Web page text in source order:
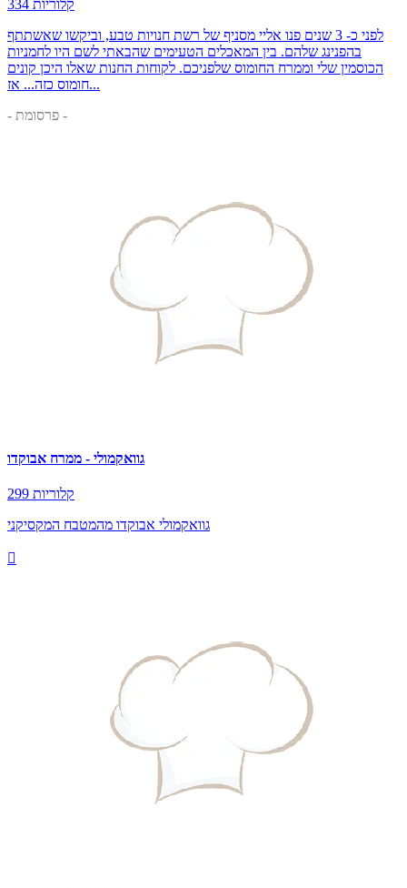
334 קלוריות
לפני כ- 3 שנים פנו אליי מסניף של רשת חנויות טבע, וביקשו שאשתתף
בהפנינג שלהם. בין המאכלים הטעימים שהבאתי לשם היו לחמניות
הכוסמין שלי וממרח החומוס שלפניכם. לקוחות החנות שאלו היכן קונים
חומוס כזה... אז...
- פרסומת -
גוואקמולי - ממרח אבוקדו
299 קלוריות
גוואקמולי אבוקדו מהמטבח המקסיקני
